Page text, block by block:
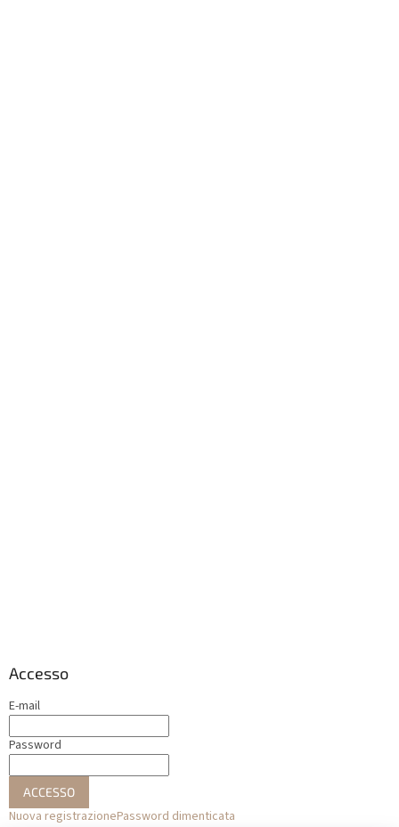
Accesso
E-mail
Password
ACCESSO
Nuova registrazionePassword dimenticata